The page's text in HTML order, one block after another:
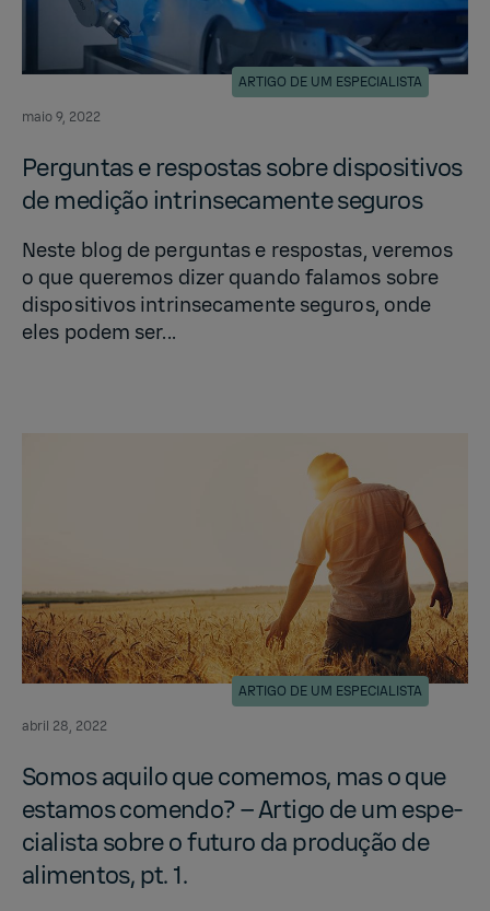
maio 9, 2022
ARTIGO DE UM ESPECIALISTA
Per­gun­tas e re­spostas sobre dis­pos­i­tivos
de medição in­trin­se­ca­mente se­guros
Neste blog de perguntas e respostas, veremos
o que queremos dizer quando falamos sobre
dispositivos intrinsecamente seguros, onde
eles podem ser...
abril 28, 2022
ARTIGO DE UM ESPECIALISTA
Somos aquilo que comemos, mas o que
es­ta­mos comendo? – Ar­tigo de um es­pe­
cial­ista sobre o fu­turo da produção de
al­i­men­tos, pt. 1.